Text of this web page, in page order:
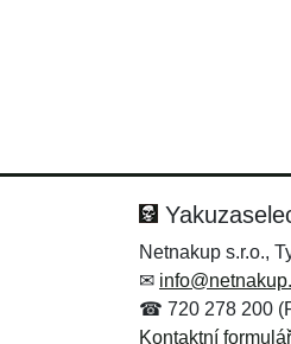
Netnakup s.r.o.,
✉
☎ 720 278 200
Kontaktní formulář